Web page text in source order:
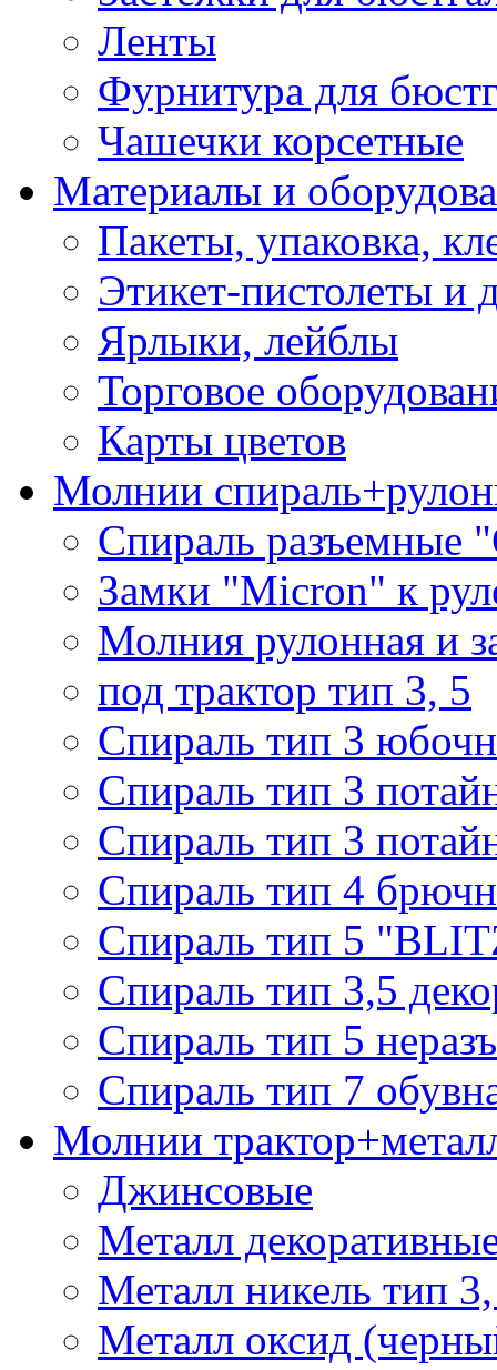
Ленты
Фурнитура для
Чашечки корсетные
Материалы и
Пакеты, упаковка,
Этикет-пистолеты и
Ярлыки, лейблы
Торговое
Карты цветов
Молнии
Спираль разъемные
Замки "Micron" к
Молния рулонная и
под трактор тип 3, 5
Спираль тип 3
Спираль тип 3
Спираль тип 3
Спираль тип 4
Спираль тип 5
Спираль тип 3,5
Спираль тип 5
Спираль тип 7
Молнии
Джинсовые
Металл
Металл никель тип
Металл оксид